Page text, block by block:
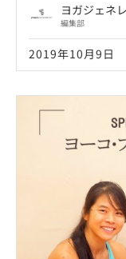
ヨガジェネ
編集部
2019年10月9日